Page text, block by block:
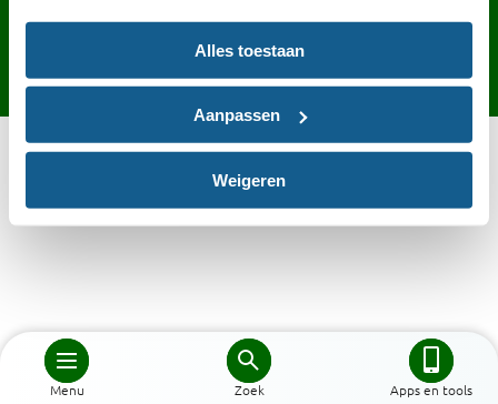
Alles toestaan
Aanpassen
Weigeren
Menu Zoek Apps en tools